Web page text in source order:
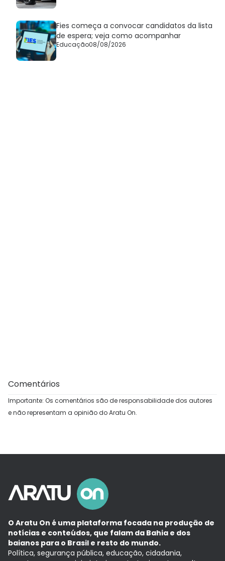
Fies começa a convocar candidatos da lista
de espera; veja como acompanhar
Educação08/08/2026
Comentários
Importante: Os comentários são de responsabilidade dos autores
e não representam a opinião do Aratu On.
O Aratu On é uma plataforma focada na produção de
notícias e conteúdos, que falam da Bahia e dos
baianos para o Brasil e resto do mundo.
Política, segurança pública, educação, cidadania,